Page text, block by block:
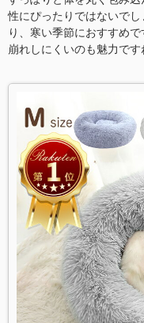
性にぴったりではないで
り、寒い季節におすすめ
崩れしにくいのも魅力です